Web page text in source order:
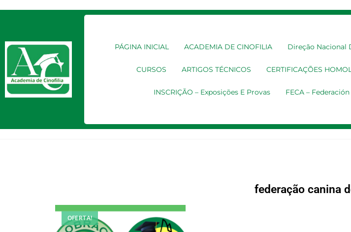
PÁGINA INICIAL ACADEMIA DE CINOFILIA Direção Nacional
CURSOS ARTIGOS TÉCNICOS CERTIFICAÇÕES
INSCRIÇÃO – Exposições E Provas FECA –
federação canina
OFERTA!